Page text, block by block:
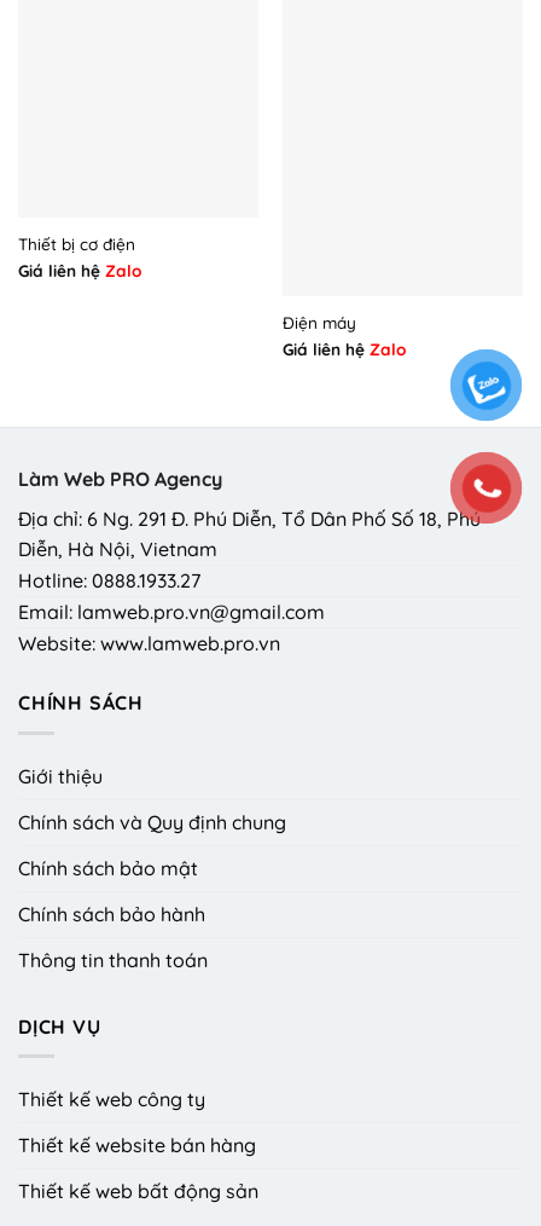
Thiết bị cơ điện
Giá liên hệ Zalo
Điện máy
Giá liên hệ Zalo
Làm Web PRO Agency
Địa chỉ: 6 Ng. 291 Đ. Phú Diễn, Tổ Dân Phố Số 18, Phú
Diễn, Hà Nội, Vietnam
Hotline: 0888.1933.27
Email: lamweb.pro.vn@gmail.com
Website: www.lamweb.pro.vn
CHÍNH SÁCH
Giới thiệu
Chính sách và Quy định chung
Chính sách bảo mật
Chính sách bảo hành
Thông tin thanh toán
DỊCH VỤ
Thiết kế web công ty
Thiết kế website bán hàng
Thiết kế web bất động sản